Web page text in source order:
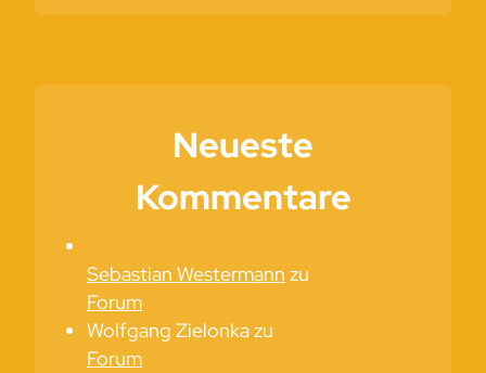
Neueste
Kommentare
Sebastian Westermann zu
Forum
Wolfgang Zielonkazu
Forum